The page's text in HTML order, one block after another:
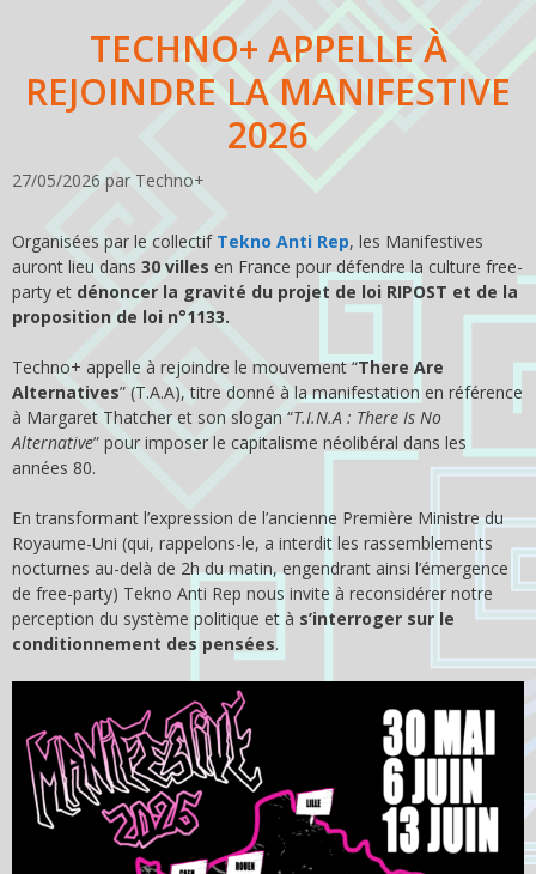
TECHNO+ APPELLE À
REJOINDRE LA MANIFESTIVE
2026
27/05/2026 par Techno+
Organisées par le collectif Tekno Anti Rep, les Manifestives
auront lieu dans 30 villes en France pour défendre la culture free-
party et dénoncer la gravité du projet de loi RIPOST et de la
proposition de loi n°1133.
Techno+ appelle à rejoindre le mouvement “There Are
Alternatives” (T.A.A), titre donné à la manifestation en référence
à Margaret Thatcher et son slogan “T.I.N.A : There Is No
Alternative” pour imposer le capitalisme néolibéral dans les
années 80.
En transformant l’expression de l’ancienne Première Ministre du
Royaume-Uni (qui, rappelons-le, a interdit les rassemblements
nocturnes au-delà de 2h du matin, engendrant ainsi l’émergence
de free-party) Tekno Anti Rep nous invite à reconsidérer notre
perception du système politique et à s’interroger sur le
conditionnement des pensées.